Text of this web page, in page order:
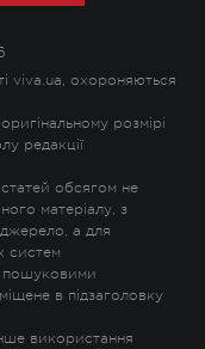
viva.ua, охороняються
розмірі
редакції
обсягом не
матеріалу, з
а для
систем
пошуковими
в підзаголовку
використання